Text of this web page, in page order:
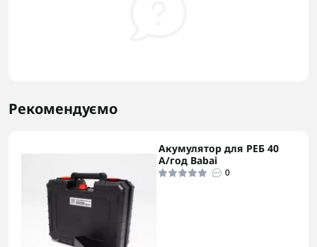
Рекомендуємо
Акумулятор для РЕБ 40
А/год Babai
0